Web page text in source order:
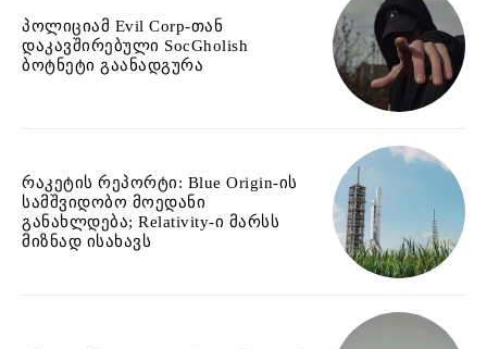
პოლიციამ Evil Corp-თან
დაკავშირებული SocGholish
ბოტნეტი გაანადგურა
რაკეტის რეპორტი: Blue Origin-ის
სამშვიდობო მოედანი
განახლდება; Relativity-ი მარსს
მიზნად ისახავს